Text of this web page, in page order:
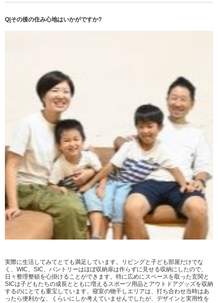
Q|その後の住み心地はいかがですか?
実際に生活してみてとても満足しています。リビングと子ども部屋だけでな
く、WIC、SIC、パントリーはほぼ収納扉は作らずに見せる収納にしたので、
日々整理整頓を心掛けることができます。特に広めにスペースを取った玄関と
SICは子どもたちの成長とともに増えるスポーツ用品とアウトドアグッズを収納
するのにとても重宝しています。寝室の物干しエリアは、打ち合わせ当時はあ
ったら便利かな、くらいにしか考えていませんでしたが、デザインと実用性を